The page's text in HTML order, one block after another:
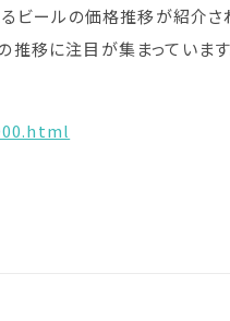
ビールの価格推移が紹介
移に注目が集まっています